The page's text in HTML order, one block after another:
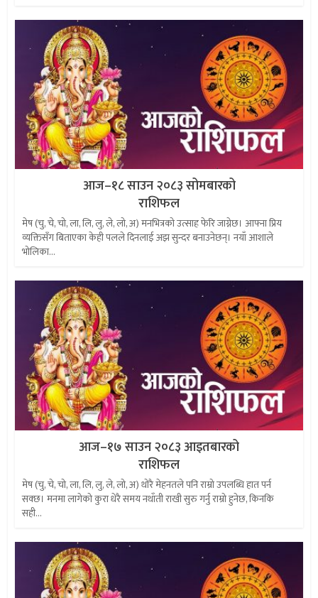
आज–१८ साउन २०८३ सोमबारको
राशिफल
मेष (चु, चे, चो, ला, लि, लु, ले, लो, अ) मनभित्रको उत्साह फेरि जाग्नेछ। आफ्ना प्रिय
व्यक्तिसँग बिताएका केही पलले दिनलाई अझ सुन्दर बनाउनेछन्। नयाँ आशाले
भोलिका...
आज–१७ साउन २०८३ आइतबारको
राशिफल
मेष (चु, चे, चो, ला, लि, लु, ले, लो, अ) थोरै मेहनतले पनि राम्रो उपलब्धि हात पर्न
सक्छ। मनमा लागेको कुरा धेरै समय नथाँती राखी सुरु गर्नु राम्रो हुनेछ, किनकि
सही...